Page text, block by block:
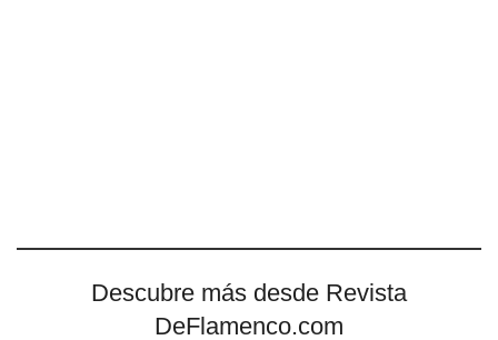
Descubre más desde Revista
DeFlamenco.com